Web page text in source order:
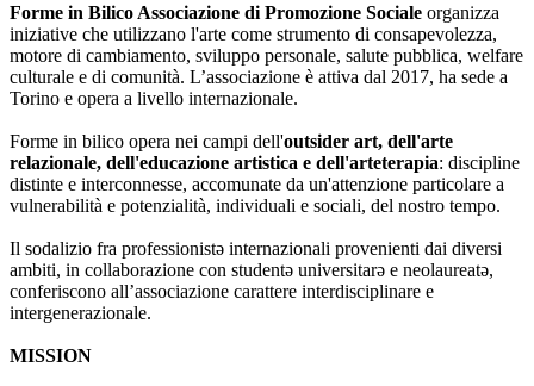
Forme in Bilico Associazione di Promozione Sociale organizza
iniziative che utilizzano l'arte come strumento di consapevolezza,
motore di cambiamento, sviluppo personale, salute pubblica, welfare
culturale e di comunità. L’associazione è attiva dal 2017, ha sede a
Torino e opera a livello internazionale.
Forme in bilico opera nei campi dell'outsider art, dell'arte
relazionale, dell'educazione artistica e dell'arteterapia: discipline
distinte e interconnesse, accomunate da un'attenzione particolare a
vulnerabilità e potenzialità, individuali e sociali, del nostro tempo.
Il sodalizio fra professionistə internazionali provenienti dai diversi
ambiti, in collaborazione con studentə universitarə e neolaureatə,
conferiscono all’associazione carattere interdisciplinare e
intergenerazionale.
MISSION